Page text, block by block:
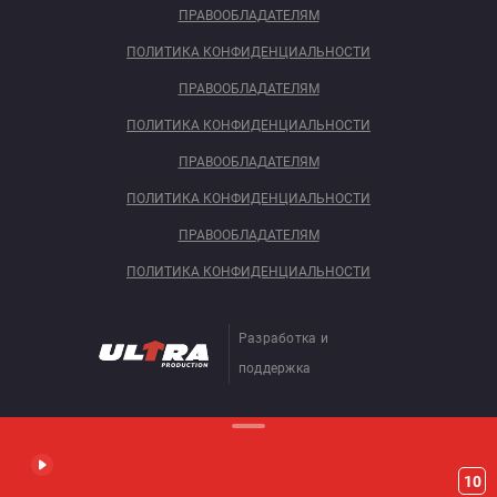
ПРАВООБЛАДАТЕЛЯМ
ПОЛИТИКА КОНФИДЕНЦИАЛЬНОСТИ
ПРАВООБЛАДАТЕЛЯМ
ПОЛИТИКА КОНФИДЕНЦИАЛЬНОСТИ
ПРАВООБЛАДАТЕЛЯМ
ПОЛИТИКА КОНФИДЕНЦИАЛЬНОСТИ
ПРАВООБЛАДАТЕЛЯМ
ПОЛИТИКА КОНФИДЕНЦИАЛЬНОСТИ
Разработка и
поддержка
10